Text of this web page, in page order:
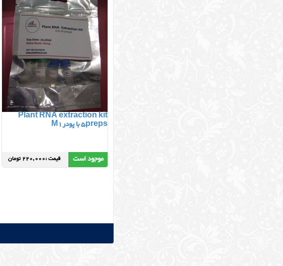
Plant RNA extraction kit
5preps با پودرM1
موجود است قیمت :220,000 تومان